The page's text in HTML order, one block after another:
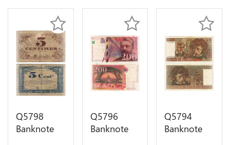
Make offer
> M offer
M offer
Q5798
Banknote
Q5796
Banknote
Q5794
Banknote